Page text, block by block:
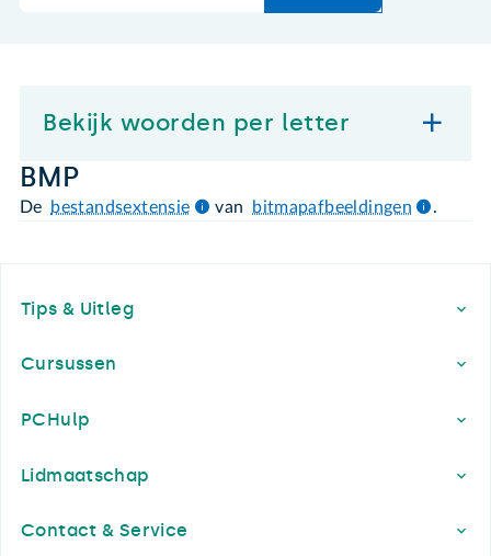
Bekijk woorden per letter
BMP
De bestandsextensie van bitmapafbeeldingen .
Tips & Uitleg
Cursussen
PCHulp
Lidmaatschap
Contact & Service